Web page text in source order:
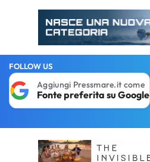
FOLLOW US
Aggiungi Pressmare.it come
Fonte preferita su Google